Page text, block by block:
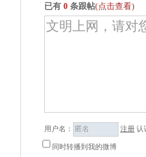
已有 0 条跟帖(点击查看)
用户名： 注册 认
同时转播到我的微博